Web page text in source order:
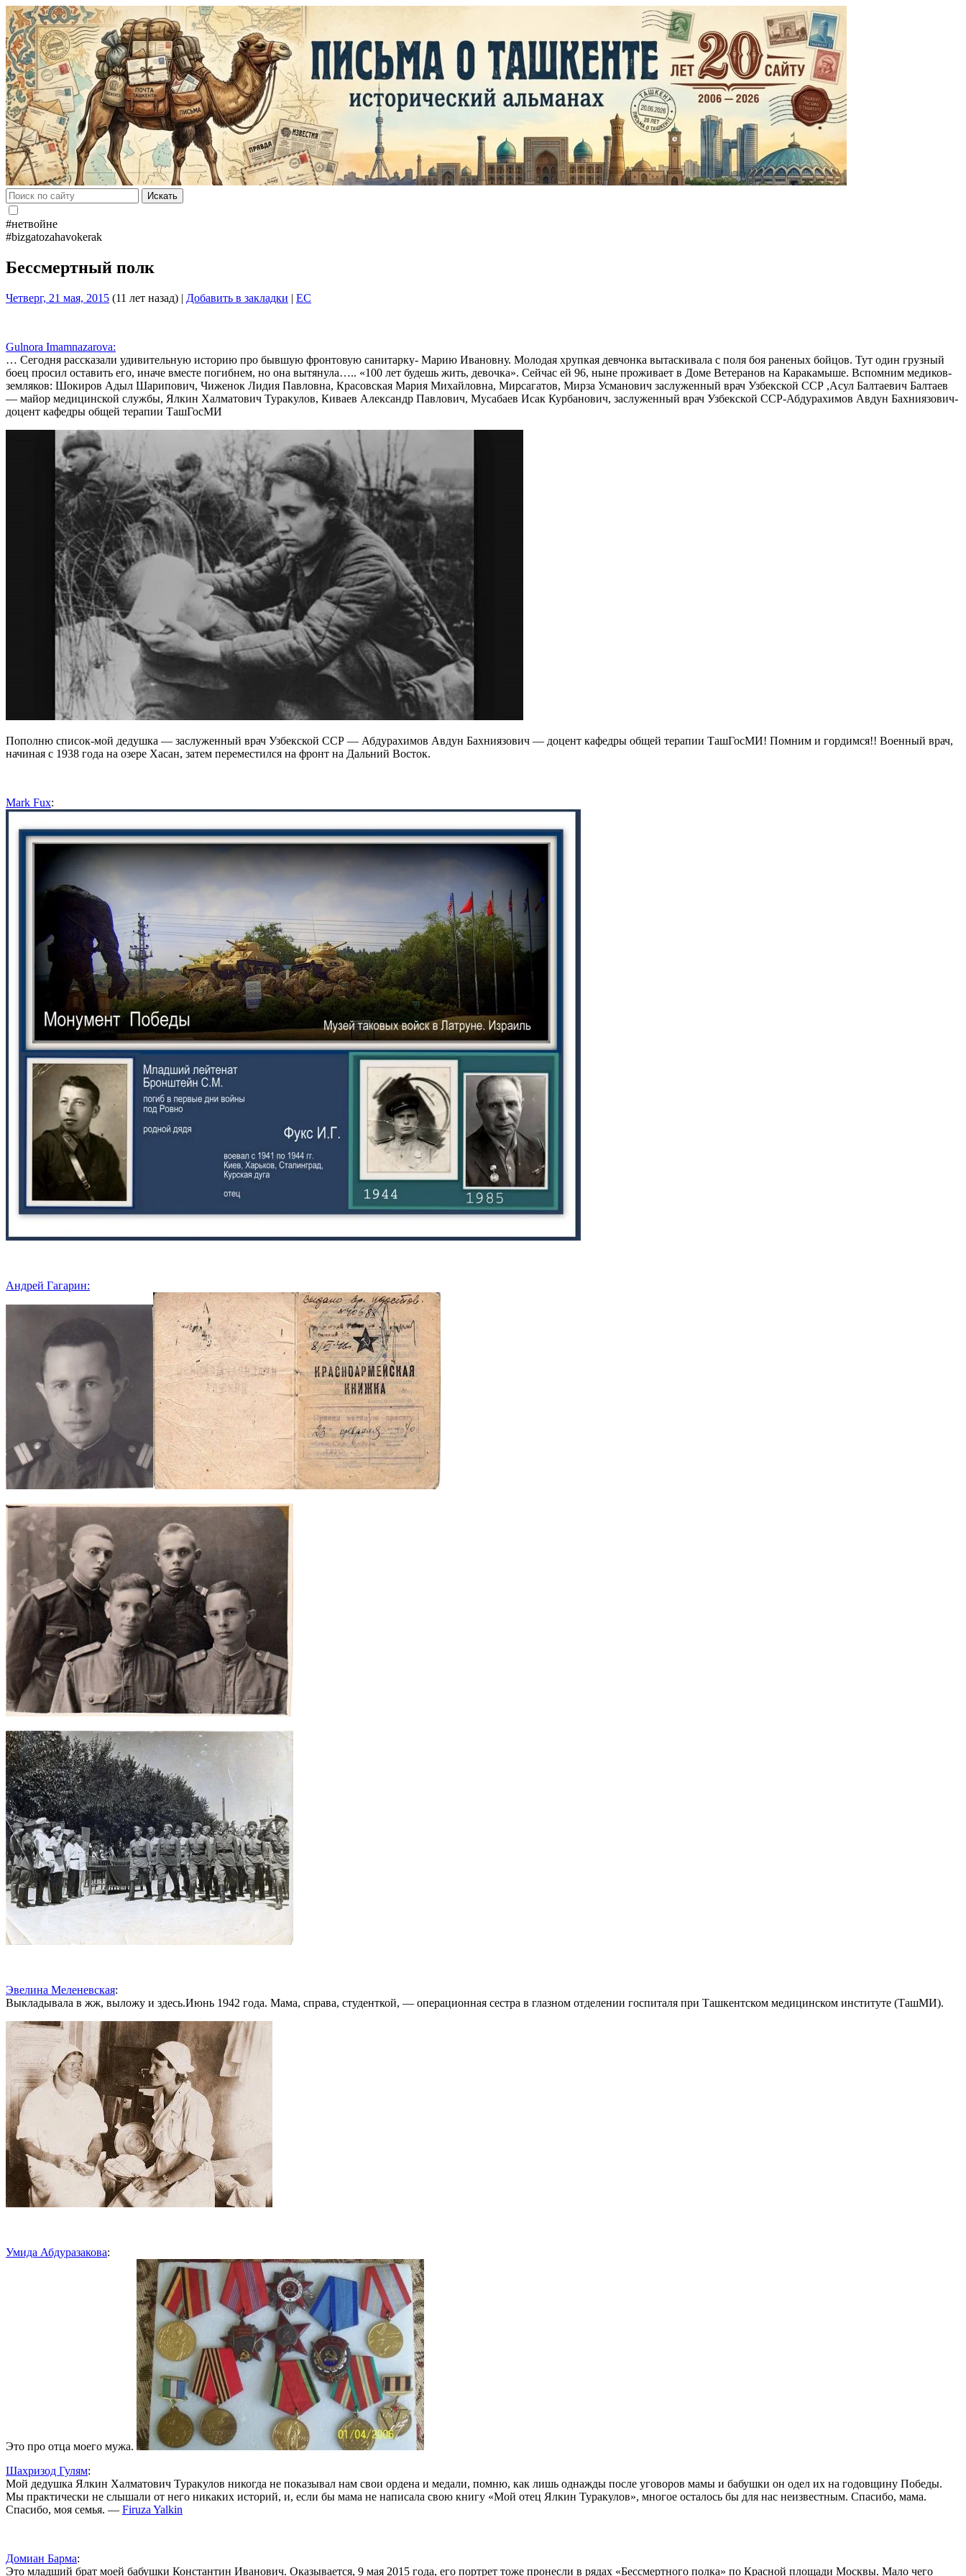
Искать
#нетвойне
#bizgatozahavokerak
Бессмертный полк
Четверг, 21 мая, 2015 (11 лет назад) | Добавить в закладки | EC
Gulnora Imamnazarova:
… Сегодня рассказали удивительную историю про бывшую фронтовую санитарку- Марию Ивановну. Молодая хрупкая девчонка вытаскивала с поля боя раненых бойцов. Тут один грузный
боец просил оставить его, иначе вместе погибнем, но она вытянула….. «100 лет будешь жить, девочка». Сейчас ей 96, ныне проживает в Доме Ветеранов на Каракамыше. Вспомним медиков-
земляков: Шокиров Адыл Шарипович, Чиженок Лидия Павловна, Красовская Мария Михайловна, Мирсагатов, Мирза Усманович заслуженный врач Узбекской ССР ,Асул Балтаевич Балтаев
— майор медицинской службы, Ялкин Халматович Туракулов, Киваев Александр Павлович, Мусабаев Исак Курбанович, заслуженный врач Узбекской ССР-Абдурахимов Авдун Бахниязович-
доцент кафедры общей терапии ТашГосМИ
Пополню список-мой дедушка — заслуженный врач Узбекской ССР — Абдурахимов Авдун Бахниязович — доцент кафедры общей терапии ТашГосМИ! Помним и гордимся!! Военный врач,
начиная с 1938 года на озере Хасан, затем переместился на фронт на Дальний Восток.
Mark Fux:
Андрей Гагарин:
Эвелина Меленевская:
Выкладывала в жж, выложу и здесь.Июнь 1942 года. Мама, справа, студенткой, — операционная сестра в глазном отделении госпиталя при Ташкентском медицинском институте (ТашМИ).
Умида Абдуразакова:
Это про отца моего мужа.
Шахризод Гулям:
Мой дедушка Ялкин Халматович Туракулов никогда не показывал нам свои ордена и медали, помню, как лишь однажды после уговоров мамы и бабушки он одел их на годовщину Победы.
Мы практически не слышали от него никаких историй, и, если бы мама не написала свою книгу «Мой отец Ялкин Туракулов», многое осталось бы для нас неизвестным. Спасибо, мама.
Спасибо, моя семья. — Firuza Yalkin
Домиан Барма:
Это младший брат моей бабушки Константин Иванович. Оказывается, 9 мая 2015 года, его портрет тоже пронесли в рядах «Бессмертного полка» по Красной площади Москвы. Мало чего